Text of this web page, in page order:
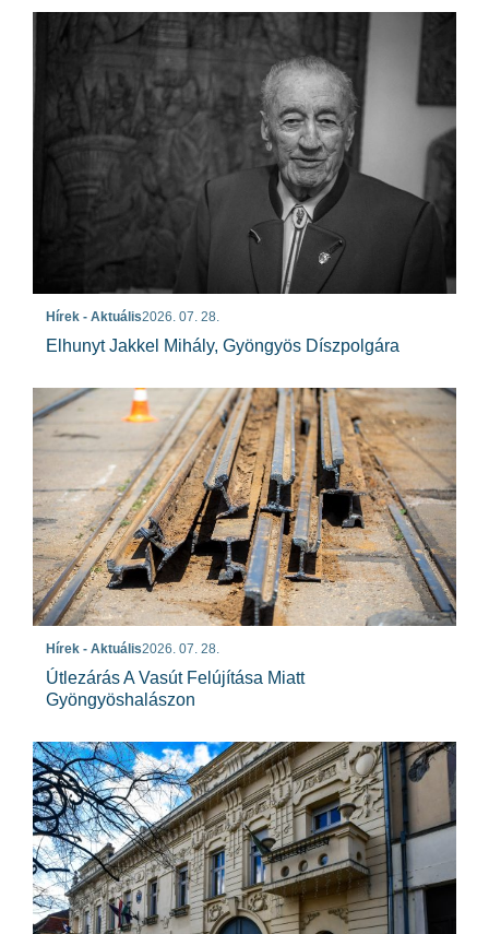
Hírek - Aktuális2026. 07. 28.
Elhunyt Jakkel Mihály, Gyöngyös Díszpolgára
Hírek - Aktuális2026. 07. 28.
Útlezárás A Vasút Felújítása Miatt
Gyöngyöshalászon